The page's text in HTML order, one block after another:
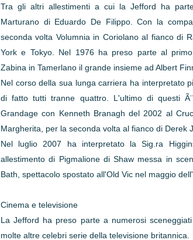
Tra gli altri allestimenti a cui la Jefford ha
Marturano di Eduardo De Filippo. Con la
seconda volta Volumnia in Coriolano al fianco di
York e Tokyo. Nel 1976 ha preso parte al
Zabina in Tamerlano il grande insieme ad Albert
Nel corso della sua lunga carriera ha interpretato
di fatto tutti tranne quattro. L'ultimo di questi
Grandage con Kenneth Branagh del 2002 al
Margherita, per la seconda volta al fianco di Derek
Nel luglio 2007 ha interpretato la Sig.ra
allestimento di Pigmalione di Shaw messa in
Bath, spettacolo spostato all'Old Vic nel maggio
Cinema e televisione
La Jefford ha preso parte a numerosi
molte altre celebri serie della televisione britannica.